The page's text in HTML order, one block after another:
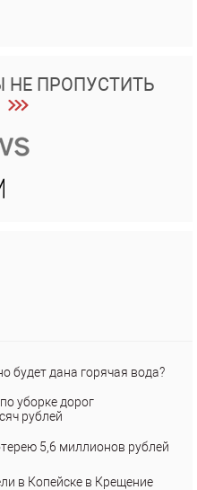
ПРОПУСТИТЬ
будет дана горячая вода?
уборке дорог
рублей
5,6 миллионов рублей
в Копейске в Крещение